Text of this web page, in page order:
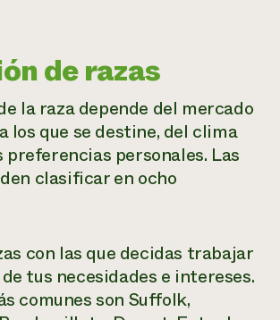
de razas
la raza depende del mercado
los que se destine, del clima
preferencias personales. Las
clasificar en ocho
con las que decidas trabajar
tus necesidades e intereses.
comunes son Suffolk,